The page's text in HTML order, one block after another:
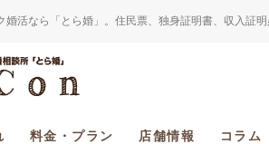
婚活なら「とら婚」。住民票、独身証明書、収入証
料金・プラン 店舗情報 コラム